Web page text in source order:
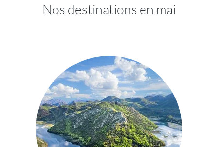
Nos destinations en mai